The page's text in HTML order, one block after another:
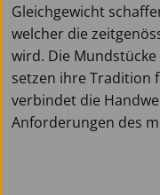
Gleichgewicht
welcher die
wird. Die
setzen ihre Tradition
verbindet die
Anforderungen des